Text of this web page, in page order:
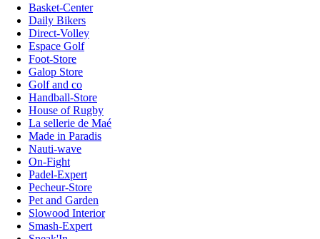
Basket-Center
Daily Bikers
Direct-Volley
Espace Golf
Foot-Store
Galop Store
Golf and co
Handball-Store
House of Rugby
La sellerie de Maé
Made in Paradis
Nauti-wave
On-Fight
Padel-Expert
Pecheur-Store
Pet and Garden
Slowood Interior
Smash-Expert